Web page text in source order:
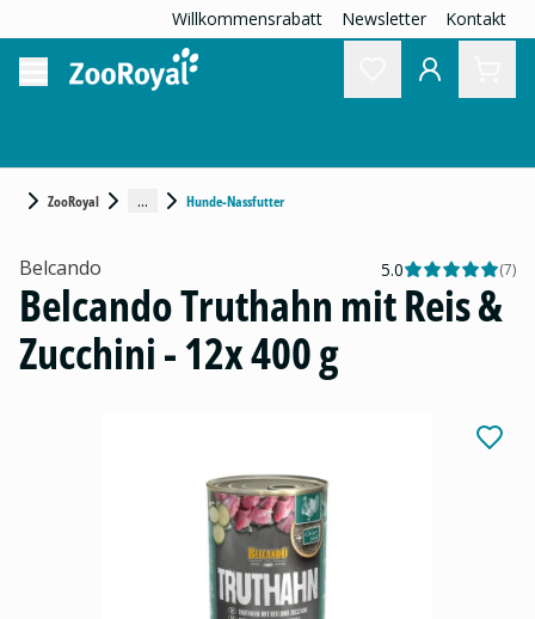
Willkommensrabatt Newsletter Kontakt
ZooRoyal ... Hunde-Nassfutter
Belcando 5.0 (7)
Belcando Truthahn mit Reis &
Zucchini - 12x 400 g